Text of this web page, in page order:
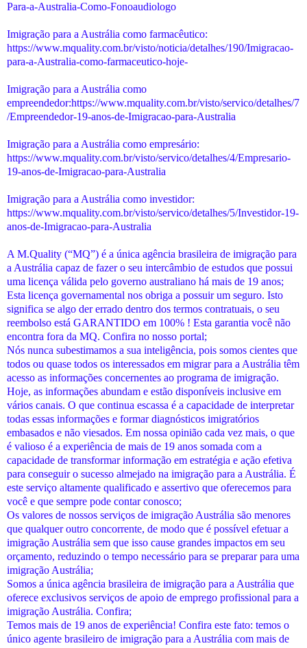
Para-a-Australia-Como-Fonoaudiologo
Imigração para a Austrália como farmacêutico:
https://www.mquality.com.br/visto/noticia/detalhes/190/Imigracao-
para-a-Australia-como-farmaceutico-hoje-
Imigração para a Austrália como
empreendedor:https://www.mquality.com.br/visto/servico/detalhes/7
/Empreendedor-19-anos-de-Imigracao-para-Australia
Imigração para a Austrália como empresário:
https://www.mquality.com.br/visto/servico/detalhes/4/Empresario-
19-anos-de-Imigracao-para-Australia
Imigração para a Austrália como investidor:
https://www.mquality.com.br/visto/servico/detalhes/5/Investidor-19-
anos-de-Imigracao-para-Australia
A M.Quality (“MQ”) é a única agência brasileira de imigração para
a Austrália capaz de fazer o seu intercâmbio de estudos que possui
uma licença válida pelo governo australiano há mais de 19 anos;
Esta licença governamental nos obriga a possuir um seguro. Isto
significa se algo der errado dentro dos termos contratuais, o seu
reembolso está GARANTIDO em 100% ! Esta garantia você não
encontra fora da MQ. Confira no nosso portal;
Nós nunca subestimamos a sua inteligência, pois somos cientes que
todos ou quase todos os interessados em migrar para a Austrália têm
acesso as informações concernentes ao programa de imigração.
Hoje, as informações abundam e estão disponíveis inclusive em
vários canais. O que continua escassa é a capacidade de interpretar
todas essas informações e formar diagnósticos imigratórios
embasados e não viesados. Em nossa opinião cada vez mais, o que
é valioso é a experiência de mais de 19 anos somada com a
capacidade de transformar informação em estratégia e ação efetiva
para conseguir o sucesso almejado na imigração para a Austrália. É
este serviço altamente qualificado e assertivo que oferecemos para
você e que sempre pode contar conosco;
Os valores de nossos serviços de imigração Austrália são menores
que qualquer outro concorrente, de modo que é possível efetuar a
imigração Austrália sem que isso cause grandes impactos em seu
orçamento, reduzindo o tempo necessário para se preparar para uma
imigração Austrália;
Somos a única agência brasileira de imigração para a Austrália que
oferece exclusivos serviços de apoio de emprego profissional para a
imigração Austrália. Confira;
Temos mais de 19 anos de experiência! Confira este fato: temos o
único agente brasileiro de imigração para a Austrália com mais de